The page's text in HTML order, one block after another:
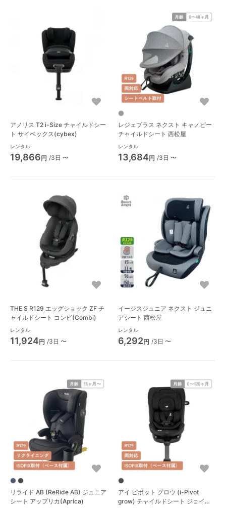
アノリス T2 i-Size チャイルドシー
ト サイベックス(cybex)
レンタル
19,866円 /3日 〜
レジェプラス ネクスト キャノピー
チャイルドシート 西松屋
レンタル
13,684円 /3日 〜
THE S R129 エッグショック ZF チ
ャイルドシート コンビ(Combi)
レンタル
11,924円 /3日 〜
イージスジュニア ネクスト ジュニ
アシート 西松屋
レンタル
6,292円 /3日 〜
リライド AB (ReRide AB) ジュニア
シート アップリカ(Aprica)
アイ ピボット グロウ (i-Pivot
grow) チャイルドシート ジョイー